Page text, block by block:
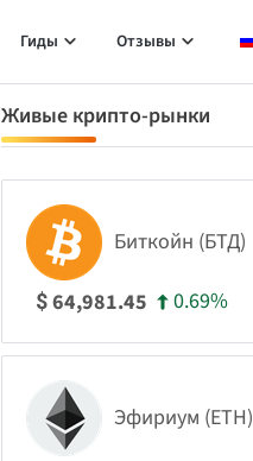
Гиды Отзывы
Живые крипто-рынки
Биткойн (БТД)
$64,981.45 0.69%
Эфириум (ETH)